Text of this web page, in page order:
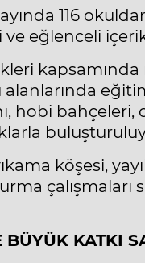
ayında 116
ve eğlenceli
kapsamında
alanlarında
hobi bahçeleri,
köşesi,
BÜYÜK KATKI